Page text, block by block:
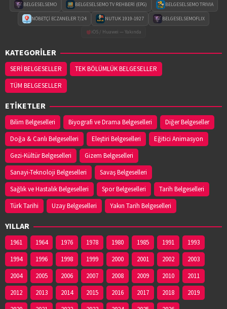
BELGESELSEMO BELGESELSEMO TV REHBERİ (EPG) BELGESELSEMO TRIVIA
NÖBETÇİ ECZANELER 7/24 NUTUK 1919-1927
BELGESELSEMOFLIX
iOS / Huawei — Yakında
KATEGORİLER
SERİ BELGESELLER
TEK BÖLÜMLÜK BELGESELLER
TÜM BELGESELLER
ETİKETLER
Bilim Belgeselleri Biyografi ve Drama Belgeselleri
Diğer Belgeseller
Doğa & Canlı Belgeselleri
Eleştiri Belgeselleri
Eğitici Animasyon
Gezi-Kültür Belgeselleri
Gizem Belgeselleri
Sanayi-Teknoloji Belgeselleri
Savaş Belgeselleri
Sağlık ve Hastalık Belgeselleri
Spor Belgeselleri
Tarih Belgeselleri
Türk Tarihi
Uzay Belgeselleri Yakın Tarih Belgeselleri
YILLAR
1961 1964 1976 1978 1980 1985 1991
1993
1994
1996 1998 1999 2000 2001 2002
2003
2004
2005 2006 2007 2008 2009 2010
2011
2012
2013 2014 2015 2016 2017 2018
2019